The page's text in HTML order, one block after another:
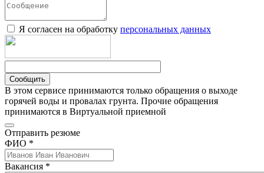
Я согласен на обработку персональных данных
Сообщить
В этом сервисе принимаются только обращения о выходе
горячей воды и провалах грунта. Прочие обращения
принимаются в Виртуальной приемной
Отправить резюме
ФИО *
Вакансия *